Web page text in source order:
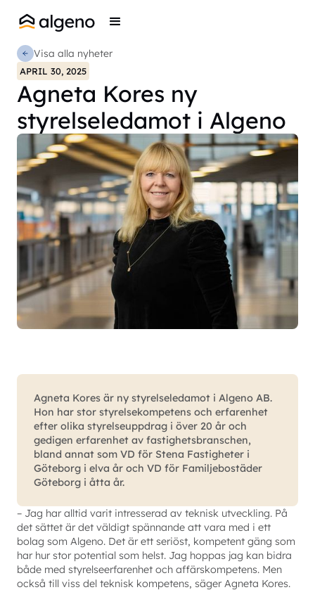
Visa alla nyheter
APRIL 30, 2025
Agneta Kores ny
styrelseledamot i Algeno
Agneta Kores är ny styrelseledamot i Algeno AB.
Hon har stor styrelsekompetens och erfarenhet
efter olika styrelseuppdrag i över 20 år och
gedigen erfarenhet av fastighetsbranschen,
bland annat som VD för Stena Fastigheter i
Göteborg i elva år och VD för Familjebostäder
Göteborg i åtta år.
– Jag har alltid varit intresserad av teknisk utveckling. På
det sättet är det väldigt spännande att vara med i ett
bolag som Algeno. Det är ett seriöst, kompetent gäng som
har hur stor potential som helst. Jag hoppas jag kan bidra
både med styrelseerfarenhet och affärskompetens. Men
också till viss del teknisk kompetens, säger Agneta Kores.